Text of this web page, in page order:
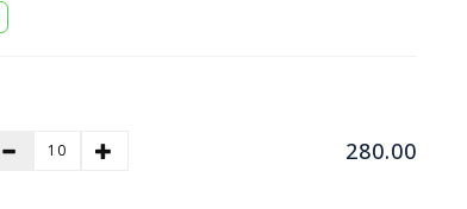
280.00